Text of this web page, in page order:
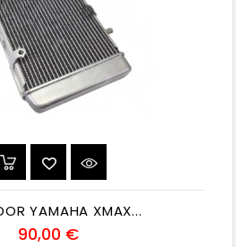
YAMAHA XMAX...
90,00 €Precio